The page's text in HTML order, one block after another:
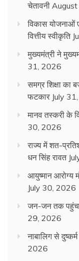
चेतावनी
विकास योजनाओं
वित्तीय स्वीकृति
मुख्यमंत्री ने
31, 2026
समग्र शिक्षा का
फटकार July
मानव तस्करी के
30, 2026
राज्य में शत-
धन सिंह रावत
आयुष्मान आरोग्य
July 30, 2026
जन-जन तक
29, 2026
नाबालिग से
2026